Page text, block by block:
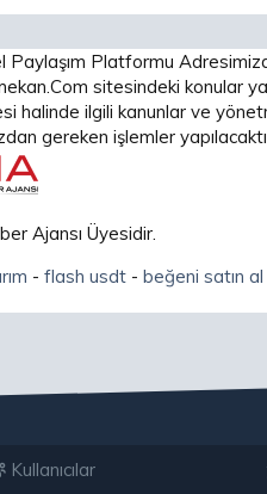
Platformu
sitesindeki konular
halinde ilgili kanunlar ve
gereken işlemler
Ajansı Üyesidir.
- flash usdt- beğeni satın al
Kullanıcılar